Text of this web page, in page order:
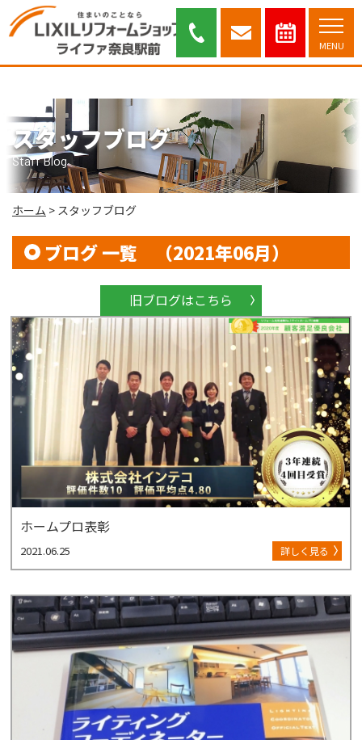
MENU
スタッフブログ｜奈良市・木津川市を中心に安心と信頼のリフォーム提案を
行っております。
スタッフブログ
Staff Blog
ホーム > スタッフブログ
ブログ 一覧 （2021年06月）
旧ブログはこちら
ホームプロ表彰
2021.06.25 詳しく見る